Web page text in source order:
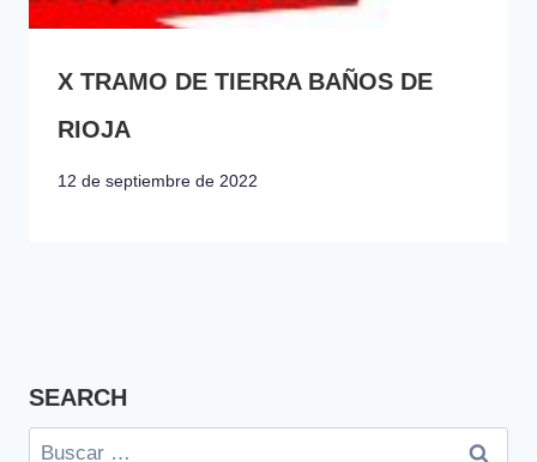
X TRAMO DE TIERRA BAÑOS DE
RIOJA
12 de septiembre de 2022
SEARCH
Buscar: